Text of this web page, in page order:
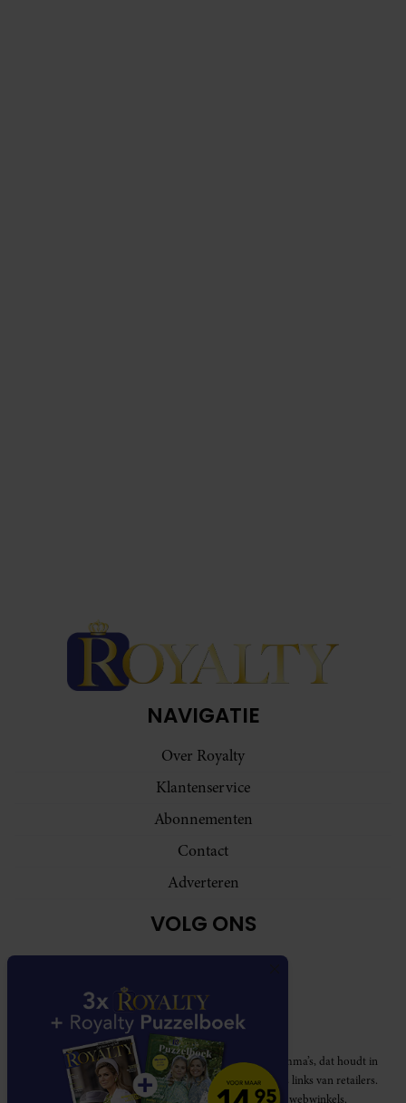
NAVIGATIE
Over Royalty
Klantenservice
Abonnementen
Contact
Adverteren
VOLG ONS
Royalty participeert in diverse affiliate marketing programma’s, dat houdt in
dat Royalty commissies ontvangt voor aankopen middels links van retailers.
Deze website wordt niet gesponsord door de genoemde webwinkels.